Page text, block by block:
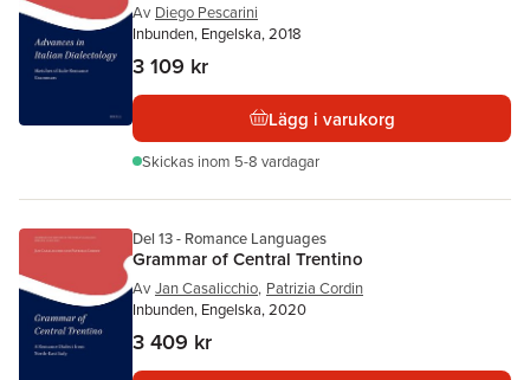
Av Diego Pescarini
Inbunden, Engelska, 2018
3 109 kr
Lägg i varukorg
Skickas inom 5-8 vardagar
Del 13 - Romance Languages
Grammar of Central Trentino
Av Jan Casalicchio, Patrizia Cordin
Inbunden, Engelska, 2020
3 409 kr